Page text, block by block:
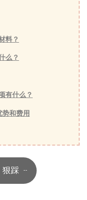
料？
么？
有什么？
和费用
狠踩 --